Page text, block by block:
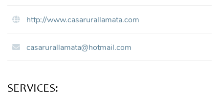
http://www.casarurallamata.com
casarurallamata@hotmail.com
SERVICES: